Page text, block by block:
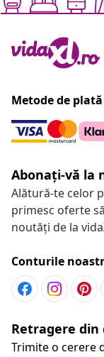
Metode de
Abonați-vă la
Alătură-te celor
primesc oferte
noutăți de la
Conturile
Retragere
Trimite o cerere